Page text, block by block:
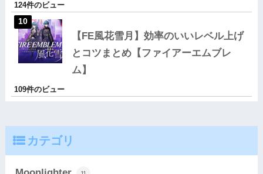
124件のビュー
【FE風花雪月】効率のいいレベル上げ
とコツまとめ【ファイアーエムブレ
ム】
109件のビュー
カテゴリ